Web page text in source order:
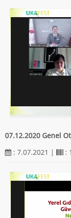
07.12.2020 Genel
: 7.07.2021 |
: